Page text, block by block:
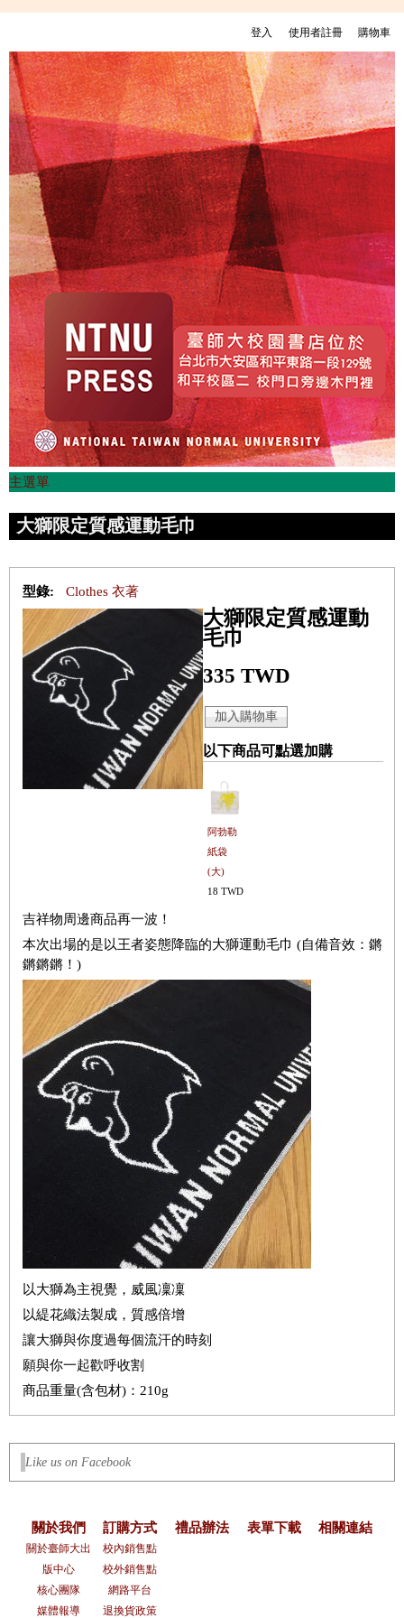
購物車
使用者註冊
登入
主選單
大獅限定質感運動毛巾
型錄: Clothes 衣著
大獅限定質感運動
毛巾
335 TWD
以下商品可點選加購
阿勃勒
紙袋
(大)
18 TWD
吉祥物周邊商品再一波！
本次出場的是以王者姿態降臨的大獅運動毛巾 (自備音效：鏘
鏘鏘鏘！)
以大獅為主視覺，威風凜凜
以緹花織法製成，質感倍增
讓大獅與你度過每個流汗的時刻
願與你一起歡呼收割
商品重量(含包材)：210g
Like us on Facebook
關於我們
關於臺師大出
版中心
核心團隊
媒體報導
訂購方式
校內銷售點
校外銷售點
網路平台
退換貨政策
禮品辦法 表單下載 相關連結